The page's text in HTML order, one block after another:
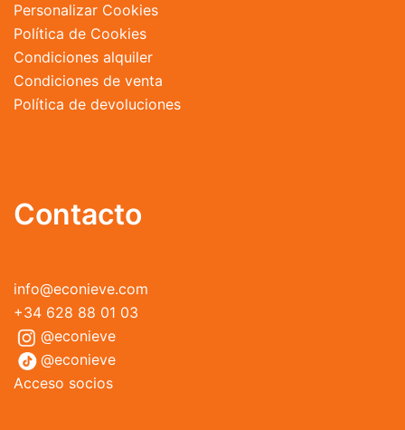
Personalizar Cookies
Política de Cookies
Condiciones alquiler
Condiciones de venta
Política de devoluciones
Contacto
info@econieve.com
+34 628 88 01 03
@econieve
@econieve
Acceso socios